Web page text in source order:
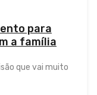
para
a família
que vai muito